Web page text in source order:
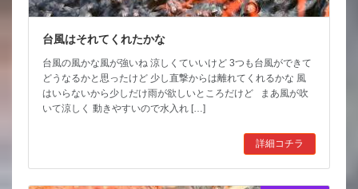
台風はそれてくれたかな
台風の風かな風が強いね 涼しくていいけど 3つも台風ができて
どうなるかと思ったけど 少し直撃からは離れてくれるかな 風
はいらないから少しだけ雨が欲しいところだけど まあ風が吹
いて涼しく 動きやすいので水入れ […]
詳細コチラ